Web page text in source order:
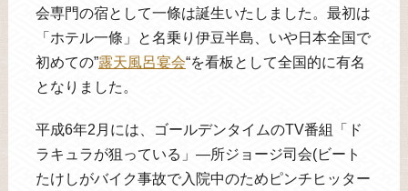
会専門の宿として一條は誕生いたしました。最初は
「ホテル一條」と名乗り伊豆半島、いや日本全国で
初めての”露天風呂宴会“を看板として全国的に有名
となりました。
平成6年2月には、ゴールデンタイムのTV番組「ド
ラキュラが狙っている」―所ジョージ司会(ビート
たけしがバイク事故で入院中のためピンチヒッター